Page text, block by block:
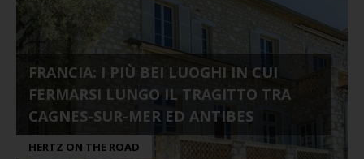
FRANCIA: I PIÙ BEI LUOGHI IN CUI
FERMARSI LUNGO IL TRAGITTO TRA
CAGNES-SUR-MER ED ANTIBES
HERTZ ON THE ROAD